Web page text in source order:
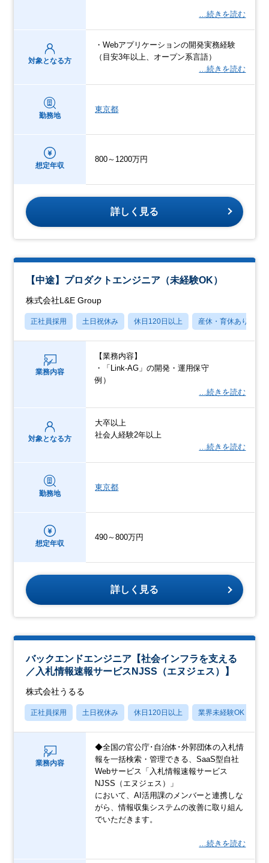
…続きを読む
対象となる方
・Webアプリケーションの開発実務経験
（目安3年以上、オープン系言語）
…続きを読む
勤務地
東京都
想定年収
800～1200万円
詳しく見る
【中途】プロダクトエンジニア（未経験OK）
株式会社L&E Group
正社員採用 土日祝休み 休日120日以上 産休・育休あり
業務内容
【業務内容】
・「Link-AG」の開発・運用保守
例）
…続きを読む
対象となる方
大卒以上
社会人経験2年以上
…続きを読む
勤務地
東京都
想定年収
490～800万円
詳しく見る
バックエンドエンジニア【社会インフラを支える
／入札情報速報サービスNJSS（エヌジェス）】
株式会社うるる
正社員採用 土日祝休み 休日120日以上 業界未経験OK
業務内容
◆全国の官公庁･自治体･外郭団体の入札情
報を一括検索・管理できる、SaaS型自社
Webサービス「入札情報速報サービス
NJSS（エヌジェス）」
において、AI活用課のメンバーと連携しな
がら、情報収集システムの改善に取り組ん
でいただきます。
…続きを読む